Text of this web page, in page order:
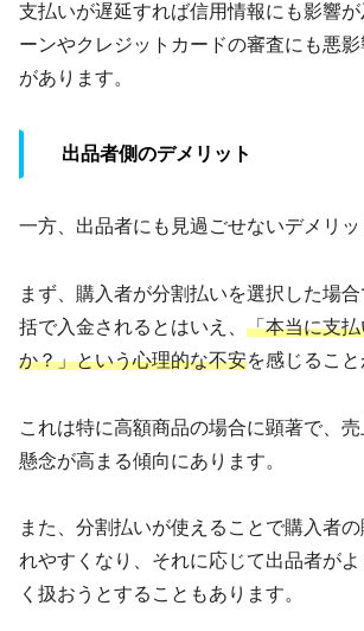
支払いが遅延すれば信用情報にも影響
ーンやクレジットカードの審査にも悪
があります。
出品者側のデメリット
一方、出品者にも見過ごせないデメリッ
まず、購入者が分割払いを選択した場
括で入金されるとはいえ、 「本当に支
か？」という心理的な不安を感じること
これは特に高額商品の場合に顕著で、
懸念が高まる傾向にあります。
また、分割払いが使えることで購入者
れやすくなり、それに応じて出品者が
く扱おうとすることもあります。